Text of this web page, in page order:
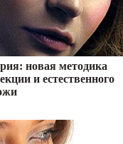
новая методика
и естественного